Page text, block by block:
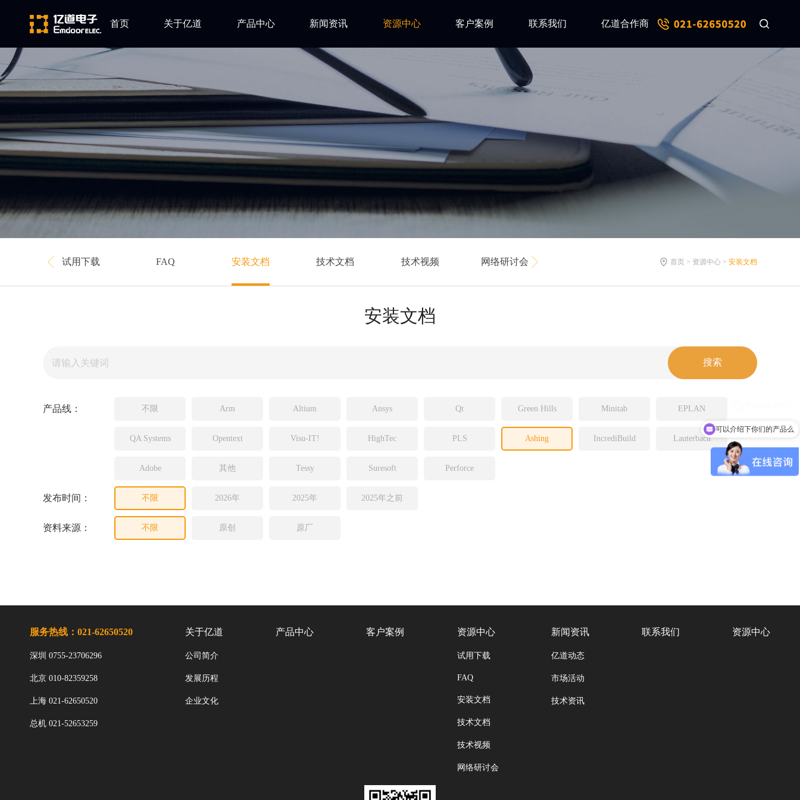
首页 关于亿道
企业文化
产品中心
Ansys
Qt
Green Hills
Minitab
Visu-IT
Source Insight
Incredibuild
新闻资讯
亿道动态
市场活动
资源中心
安装文档
技术文档
网络研讨会
客户案例 联系我们 亿道合作商
试用下载 FAQ 安装文档 技术文档 技术视频 网络研讨会 首页 > 资源中心 > 安装文档
安装文档
产品线： 不限 Arm Altium Ansys Qt Green Hills Minitab EPLAN
QA Systems Opentext Visu-IT! HighTec PLS Ashing IncrediBuild Lauterbach
Adobe 其他 Tessy Suresoft Perforce
发布时间： 不限 2026年 2025年 2025年之前
资料来源： 不限 原创 原厂
服务热线：021-62650520
深圳 0755-23706296
北京 010-82359258
上海 021-62650520
总机 021-52653259
关于亿道
公司简介
发展历程
企业文化
产品中心 客户案例 资源中心
试用下载
FAQ
安装文档
技术文档
技术视频
网络研讨会
新闻资讯
亿道动态
市场活动
技术资讯
联系我们 资源中心
可以介绍下你们的产品么